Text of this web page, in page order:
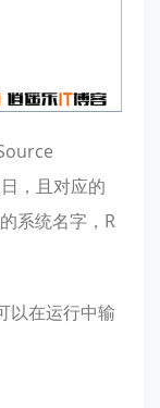
，且对应的
系统名字，R
以在运行中输